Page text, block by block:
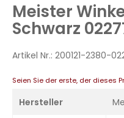
springen
Meister
Schwarz
Artikel Nr.: 200121-2380-
Seien Sie der erste, der dieses
Hersteller